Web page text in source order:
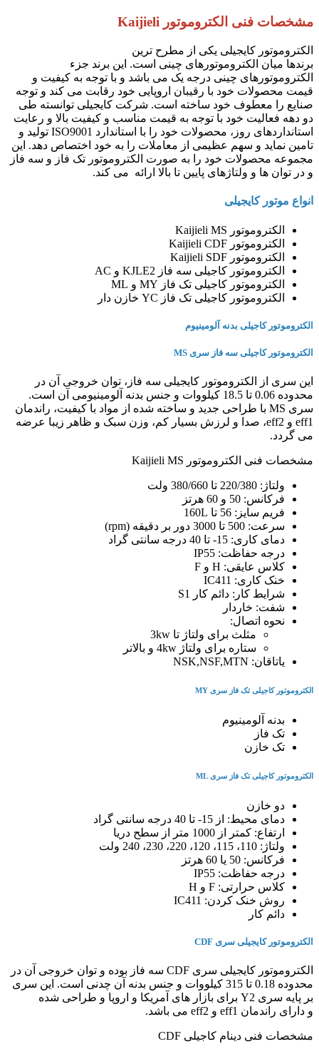
مشخصات فنی الکتروموتور Kaijieli
الکتروموتور کایجیلی یکی از مطرح ترین
برندها میان الکتروموتورهای چینی است. این برند جزء
الکتروموتورهای چینی درجه یک می باشد و با توجه به کیفیت و
قیمت محصولات خود با رقیبان اروپایی خود رقابت می کند و توجه
صنایع را معطوف خود ساخته است. شرکت کایجیلی توانسته طی
دو دهه فعالیت خود با توجه به قیمت مناسب و کیفیت بالا و رعایت
استانداردهای روز، محصولات خود را با استاندارد ISO9001 تولید و
تامین نماید و سهم عظیمی از معاملات را به خود اختصاص دهد. این
مجموعه محصولات خود را به صورت الکتروموتور تک فاز و سه فاز
و در توان ها و ولتاژهای پایین تا بالا ارائه می کند.
انواع موتور کایجیلی
الکتروموتور Kaijieli MS
الکتروموتور Kaijieli CDF
الکتروموتور Kaijieli SDF
الکتروموتور کاجیلی سه فاز KJLE2 و AC
الکتروموتور کاجیلی تک فاز MY و ML
الکتروموتور کاجیلی تک فاز YC خازن دار
الکتروموتور کاجیلی بدنه آلومینیوم
الکتروموتور کاجیلی سه فاز سری MS
این سری از الکتروموتور کایجیلی سه فاز، توان خروجی آن در
محدوده 0.06 تا 18.5 کیلووات و جنس بدنه آلومینیومی آن است.
سری MS با طراحی جدید و ساخته شده از مواد با کیفیت، راندمان
eff1 و eff2، صدا و لرزش بسیار کم، وزن سبک و ظاهر زیبا عرضه
می گردد.
مشخصات فنی الکتروموتور Kaijieli MS
ولتاژ: 220/380 تا 380/660 ولت
فرکانس: 50 و 60 هرتز
فریم سایز: 56 تا 160L
سرعت: 500 تا 3000 دور بر دقیقه (rpm)
دمای کاری: 15- تا 40 درجه سانتی گراد
درجه حفاظت: IP55
کلاس عایقی: H و F
خنک کاری: IC411
شرایط کار: دائم کار S1
شفت: خاردار
نحوه اتصال:
مثلث برای ولتاژ تا 3kw
ستاره برای ولتاژ 4kw و بالاتر
یاتاقان: NSK,NSF,MTN
الکتروموتور کاجیلی تک فاز سری MY
بدنه آلومینیوم
تک فاز
تک خازن
الکتروموتور کاجیلی تک فاز سری ML
دو خازن
دمای محیط: از 15- تا 40 درجه سانتی گراد
ارتفاع: کمتر از 1000 متر از سطح دریا
ولتاژ: 110، 115، 120، 220، 230، 240 ولت
فرکانس: 50 یا 60 هرتز
درجه حفاظت: IP55
کلاس حرارتی: F و H
روش خنک کردن: IC411
دائم کار
الکتروموتور کایجیلی سری CDF
الکتروموتور کایجیلی سری CDF سه فاز بوده و توان خروجی آن در
محدوده 0.18 تا 315 کیلووات و جنس بدنه آن چدنی است. این سری
بر پایه سری Y2 برای بازار های آمریکا و اروپا و طراحی شده
و دارای راندمان eff1 و eff2 می باشد.
مشخصات فنی دینام کاجیلی CDF